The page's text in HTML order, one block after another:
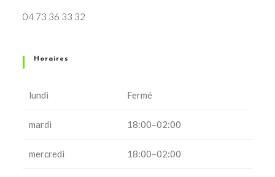
04 73 36 33 32
Horaires
lundi Fermé
mardi 18:00–02:00
mercredi 18:00–02:00